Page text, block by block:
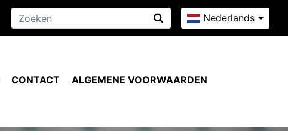
Nederlands
CONTACT ALGEMENE VOORWAARDEN